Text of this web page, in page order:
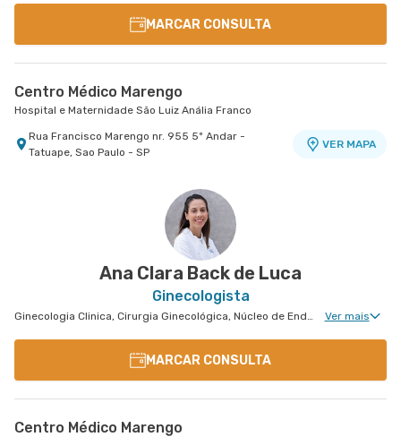
MARCAR CONSULTA
Centro Médico Marengo
Hospital e Maternidade São Luiz Anália Franco
Rua Francisco Marengo nr. 955 5º Andar -
Tatuape, Sao Paulo - SP
VER MAPA
Ana Clara Back de Luca
Ginecologista
Ginecologia Clinica, Cirurgia Ginecológica, Núcleo de Endometriose, Ginecologia Videohisteroscopia Ver mais
MARCAR CONSULTA
Centro Médico Marengo